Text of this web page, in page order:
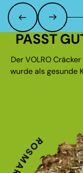
PASST
Der VOLRO
wurde als gesunde